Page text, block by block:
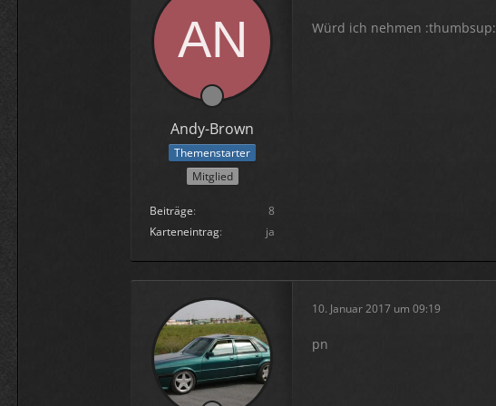
Andy-Brown
Themenstarter
Mitglied
Beiträge
8
Karteneintrag
ja
Würd ich nehmen :thumbsup:
10. Januar 2017 um 09:19
pn